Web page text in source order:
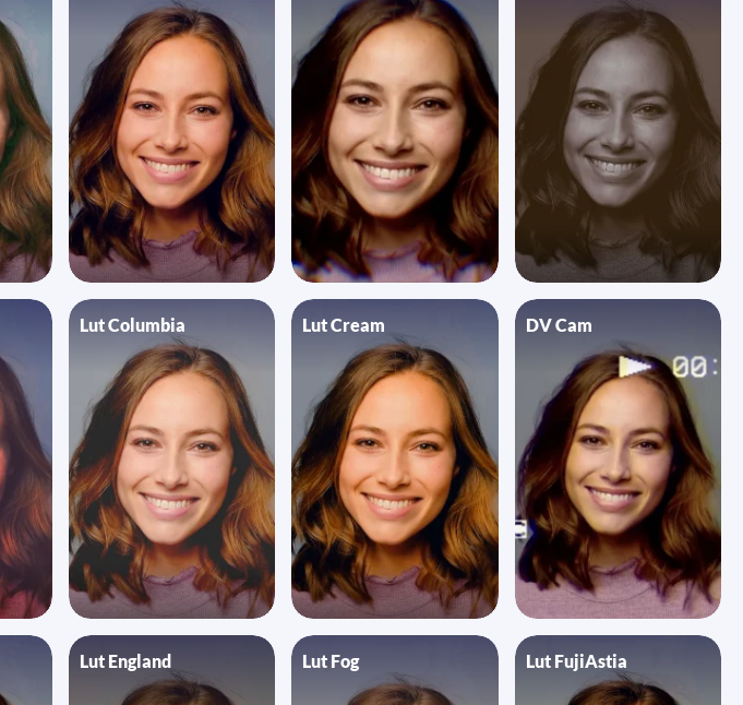
Lut Columbia Lut Cream DV Cam
Lut England Lut Fog Lut FujiAstia